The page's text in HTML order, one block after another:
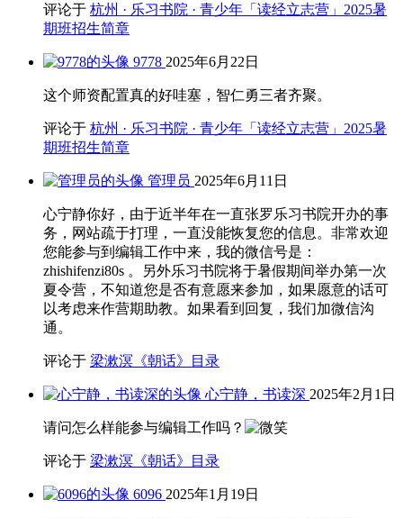
评论于 杭州 · 乐习书院 · 青少年「读经立志营」2025暑
期班招生简章
9778 2025年6月22日
这个师资配置真的好哇塞，智仁勇三者齐聚。
评论于 杭州 · 乐习书院 · 青少年「读经立志营」2025暑
期班招生简章
管理员 2025年6月11日
心宁静你好，由于近半年在一直张罗乐习书院开办的事
务，网站疏于打理，一直没能恢复您的信息。非常欢迎
您能参与到编辑工作中来，我的微信号是：
zhishifenzi80s 。另外乐习书院将于暑假期间举办第一次
夏令营，不知道您是否有意愿来参加，如果愿意的话可
以考虑来作营期助教。如果看到回复，我们加微信沟
通。
评论于 梁漱溟《朝话》目录
心宁静，书读深 2025年2月1日
请问怎么样能参与编辑工作吗？
评论于 梁漱溟《朝话》目录
6096 2025年1月19日